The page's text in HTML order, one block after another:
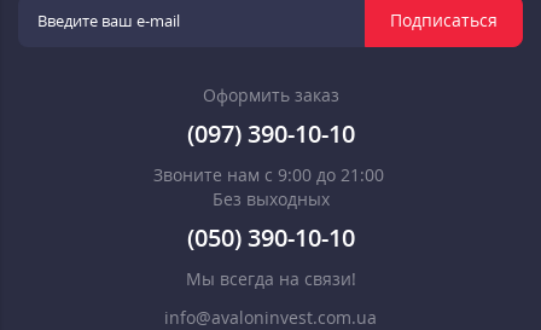
Подписаться
Оформить заказ
(097) 390-10-10
Звоните нам с 9:00 до 21:00
Без выходных
(050) 390-10-10
Мы всегда на связи!
info@avaloninvest.com.ua